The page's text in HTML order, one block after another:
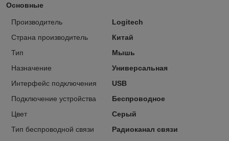
Основные
Производитель
Logitech
Страна производитель
Китай
Тип
Мышь
Назначение
Универсальная
Интерфейс подключения
USB
Подключение устройства
Беспроводное
Цвет
Серый
Тип беспроводной связи
Радиоканал связи